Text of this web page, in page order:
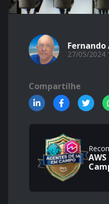
27/05/2024
Compartilhe